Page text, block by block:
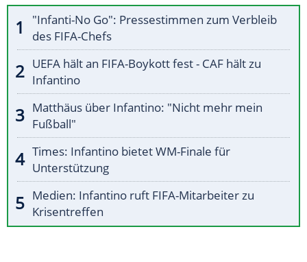
"Infanti-No Go": Pressestimmen zum Verbleib
des FIFA-Chefs
UEFA hält an FIFA-Boykott fest - CAF hält zu
Infantino
Matthäus über Infantino: "Nicht mehr mein
Fußball"
Times: Infantino bietet WM-Finale für
Unterstützung
Medien: Infantino ruft FIFA-Mitarbeiter zu
Krisentreffen